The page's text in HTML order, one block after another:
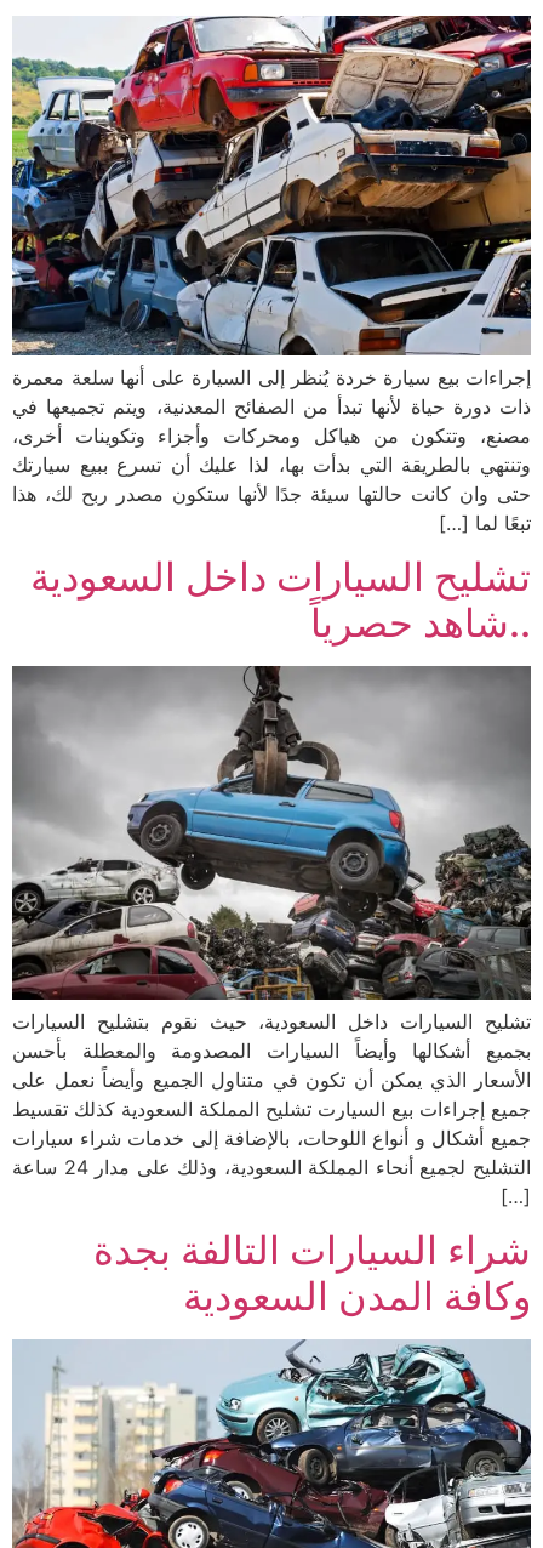
إجراءات بيع سيارة خردة يُنظر إلى السيارة على أنها سلعة معمرة
ذات دورة حياة لأنها تبدأ من الصفائح المعدنية، ويتم تجميعها في
مصنع، وتتكون من هياكل ومحركات وأجزاء وتكوينات أخرى،
وتنتهي بالطريقة التي بدأت بها، لذا عليك أن تسرع ببيع سيارتك
حتى وان كانت حالتها سيئة جدًا لأنها ستكون مصدر ربح لك، هذا
تبعًا لما […]
تشليح السيارات داخل السعودية
..شاهد حصرياً
تشليح السيارات داخل السعودية، حيث نقوم بتشليح السيارات
بجميع أشكالها وأيضاً السيارات المصدومة والمعطلة بأحسن
الأسعار الذي يمكن أن تكون في متناول الجميع وأيضاً نعمل على
جميع إجراءات بيع السيارت تشليح المملكة السعودية كذلك تقسيط
جميع أشكال و أنواع اللوحات، بالإضافة إلى خدمات شراء سيارات
التشليح لجميع أنحاء المملكة السعودية، وذلك على مدار 24 ساعة
[…]
شراء السيارات التالفة بجدة
وكافة المدن السعودية